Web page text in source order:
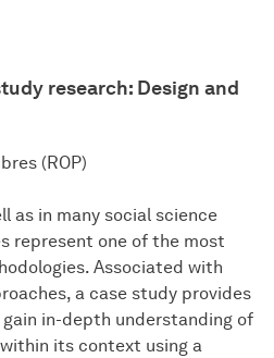
research: Design and
(ROP)
as in many social science
represent one of the most
Associated with
a case study provides
in-depth understanding of
its context using a